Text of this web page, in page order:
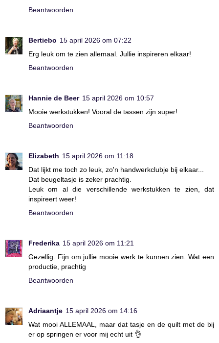
Beantwoorden
Bertiebo 15 april 2026 om 07:22
Erg leuk om te zien allemaal. Jullie inspireren elkaar!
Beantwoorden
Hannie de Beer 15 april 2026 om 10:57
Mooie werkstukken! Vooral de tassen zijn super!
Beantwoorden
Elizabeth 15 april 2026 om 11:18
Dat lijkt me toch zo leuk, zo'n handwerkclubje bij elkaar...
Dat beugeltasje is zeker prachtig.
Leuk om al die verschillende werkstukken te zien, dat
inspireert weer!
Beantwoorden
Frederika 15 april 2026 om 11:21
Gezellig. Fijn om jullie mooie werk te kunnen zien. Wat een
productie, prachtig
Beantwoorden
Adriaantje 15 april 2026 om 14:16
Wat mooi ALLEMAAL, maar dat tasje en de quilt met de bij
er op springen er voor mij echt uit 👌